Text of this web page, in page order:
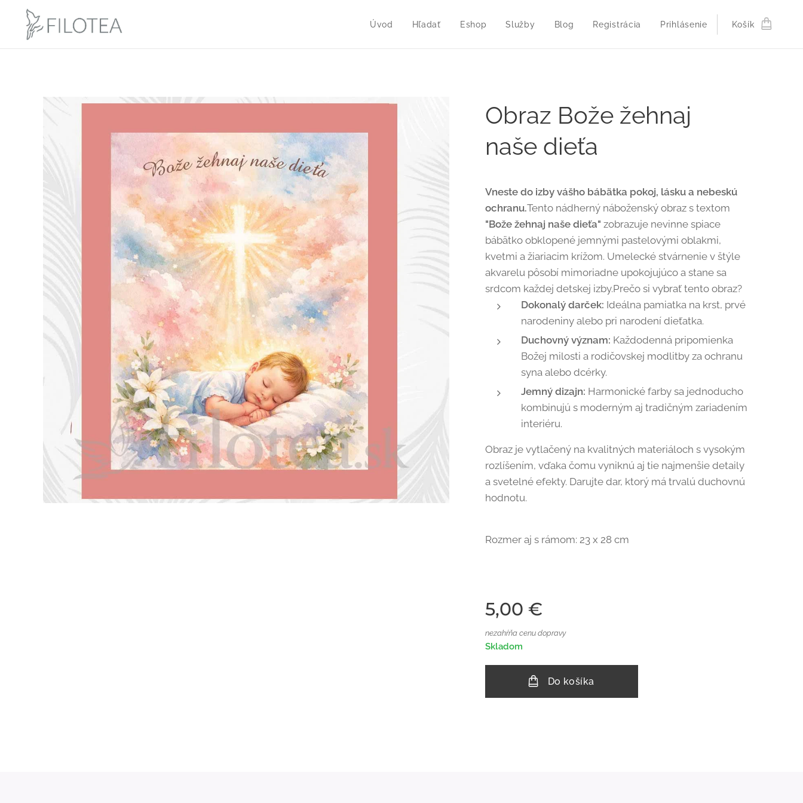
Úvod Hľadať Eshop Služby Blog Registrácia Prihlásenie Košík
Obraz Bože žehnaj
naše dieťa
Vneste do izby vášho bábätka pokoj, lásku a nebeskú
ochranu.Tento nádherný náboženský obraz s textom
"Bože žehnaj naše dieťa" zobrazuje nevinne spiace
bábätko obklopené jemnými pastelovými oblakmi,
kvetmi a žiariacim krížom. Umelecké stvárnenie v štýle
akvarelu pôsobí mimoriadne upokojujúco a stane sa
srdcom každej detskej izby.Prečo si vybrať tento obraz?
Dokonalý darček: Ideálna pamiatka na krst, prvé
narodeniny alebo pri narodení dieťatka.
Duchovný význam: Každodenná pripomienka
Božej milosti a rodičovskej modlitby za ochranu
syna alebo dcérky.
Jemný dizajn: Harmonické farby sa jednoducho
kombinujú s moderným aj tradičným zariadením
interiéru.
Obraz je vytlačený na kvalitných materiáloch s vysokým
rozlíšením, vďaka čomu vyniknú aj tie najmenšie detaily
a svetelné efekty. Darujte dar, ktorý má trvalú duchovnú
hodnotu.
Rozmer aj s rámom: 23 x 28 cm
5,00 €
nezahŕňa cenu dopravy
Skladom
Do košíka